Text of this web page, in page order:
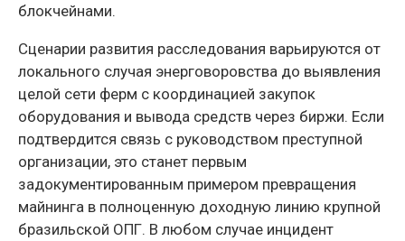
блокчейнами.
Сценарии развития расследования варьируются от
локального случая энерговоровства до выявления
целой сети ферм с координацией закупок
оборудования и вывода средств через биржи. Если
подтвердится связь с руководством преступной
организации, это станет первым
задокументированным примером превращения
майнинга в полноценную доходную линию крупной
бразильской ОПГ. В любом случае инцидент